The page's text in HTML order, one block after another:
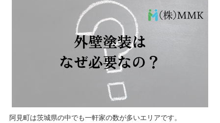
阿見町は茨城県の中でも一軒家の数が多いエリアです。